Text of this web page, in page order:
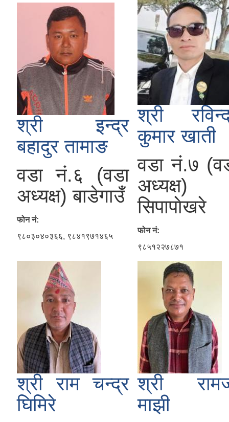
श्री इन्द्र
बहादुर तामाङ
वडा नं.६ (वडा
अध्यक्ष) बाडेगाउँ
फोन नं:
९८०३०४०३६६, ९८४१९७१४६५
श्री
कुमार खाती
वडा नं.७
अध्यक्ष)
सिपापाेखरे
फोन नं:
९८५१२२७८७१
श्री राम चन्द्र
घिमिरे
श्री
माझी